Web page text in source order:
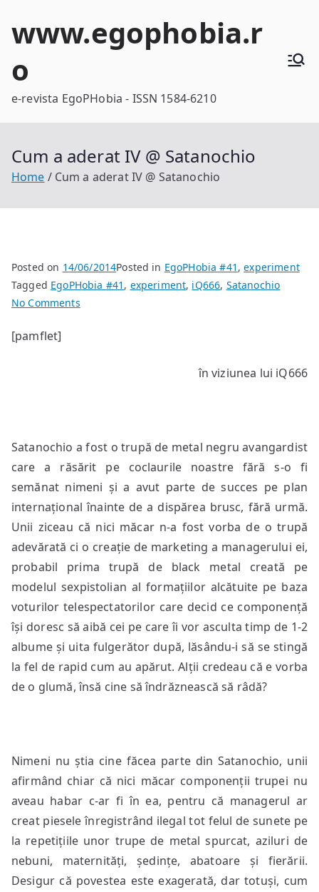
www.egophobia.r
o
e-revista EgoPHobia - ISSN 1584-6210
Cum a aderat IV @ Satanochio
Home Cum a aderat IV @ Satanochio
Posted on 14/06/2014Posted in EgoPHobia #41 ,experiment
Tagged EgoPHobia #41 , experiment, iQ666, Satanochio
No Commentson
[pamflet]
în viziunea lui iQ666
Satanochio a fost o trupă de metal negru avangardist
care a răsărit pe coclaurile noastre fără s-o fi
semănat nimeni și a avut parte de succes pe plan
internațional înainte de a dispărea brusc, fără urmă.
Unii ziceau că nici măcar n-a fost vorba de o trupă
adevărată ci o creație de marketing a managerului ei,
probabil prima trupă de black metal creată pe
modelul sexpistolian al formațiilor alcătuite pe baza
voturilor telespectatorilor care decid ce componență
își doresc să aibă cei pe care îi vor asculta timp de 1-2
albume și uita fulgerător după, lăsându-i să se stingă
la fel de rapid cum au apărut. Alții credeau că e vorba
de o glumă, însă cine să îndrăznească să râdă?
Nimeni nu știa cine făcea parte din Satanochio, unii
afirmând chiar că nici măcar componenții trupei nu
aveau habar c-ar fi în ea, pentru că managerul ar
creat piesele înregistrând ilegal tot felul de sunete pe
la repetițiile unor trupe de metal spurcat, aziluri de
nebuni, maternități, ședințe, abatoare și fierării.
Desigur că povestea este exagerată, dar totuși, cum